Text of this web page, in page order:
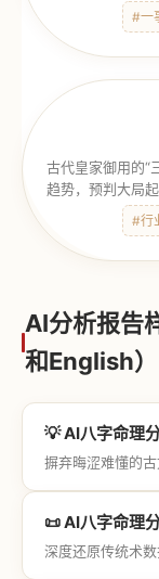
#一
古代皇家御用的“
趋势，预判大局
#行
AI分析报告
和English）
💡 AI八字命理
📜 AI八字命理